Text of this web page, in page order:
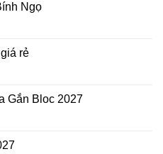
Ngọ
rẻ
Gắn Bloc 2027